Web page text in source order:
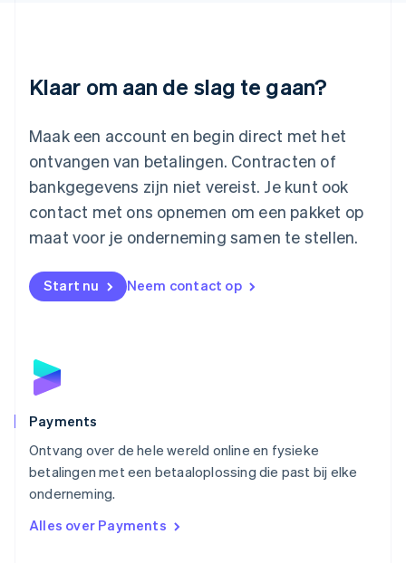
Klaar om aan de slag te gaan?
Maak een account en begin direct met het
ontvangen van betalingen. Contracten of
bankgegevens zijn niet vereist. Je kunt ook
contact met ons opnemen om een pakket op
maat voor je onderneming samen te stellen.
Start nu Neem contact op
Payments
Ontvang over de hele wereld online en fysieke
betalingen met een betaaloplossing die past bij elke
onderneming.
Alles over Payments
FrançaisDeutschEnglish
English
Malta
English
Mexico
Nederland
NederlandsEnglish
English
Noorwegen
Polen
English
Português
English
Singapore
English简体中文
EnglishItaliano